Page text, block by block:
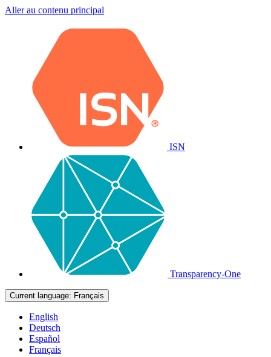
Aller au contenu principal
ISN
Transparency-One
Current language: Français
English
Deutsch
Español
Français